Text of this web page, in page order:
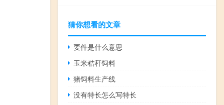
猜你想看的文章
要件是什么意思
玉米秸秆饲料
猪饲料生产线
没有特长怎么写特长